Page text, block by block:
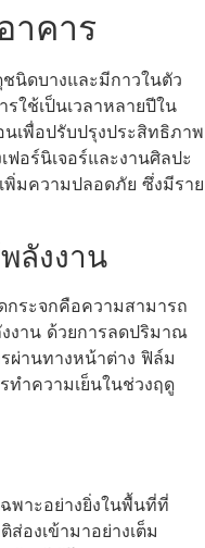
าคาร
นิดบางและมีกาวในตัว
ใช้เป็นเวลาหลายปีใน
เพื่อปรับปรุงประสิทธิภาพ
อร์นิเจอร์และงานศิลปะ
พิ่มความปลอดภัย ซึ่งมีราย
ลังงาน
ระจกคือความสามารถ
งาน ด้วยการลดปริมาณ
ผ่านทางหน้าต่าง ฟิล์ม
ทำความเย็นในช่วงฤดู
พาะอย่างยิ่งในพื้นที่ที่
องเข้ามาอย่างเต็ม